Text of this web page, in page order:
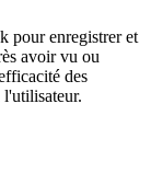
pour enregistrer et
avoir vu ou
des
l'utilisateur.